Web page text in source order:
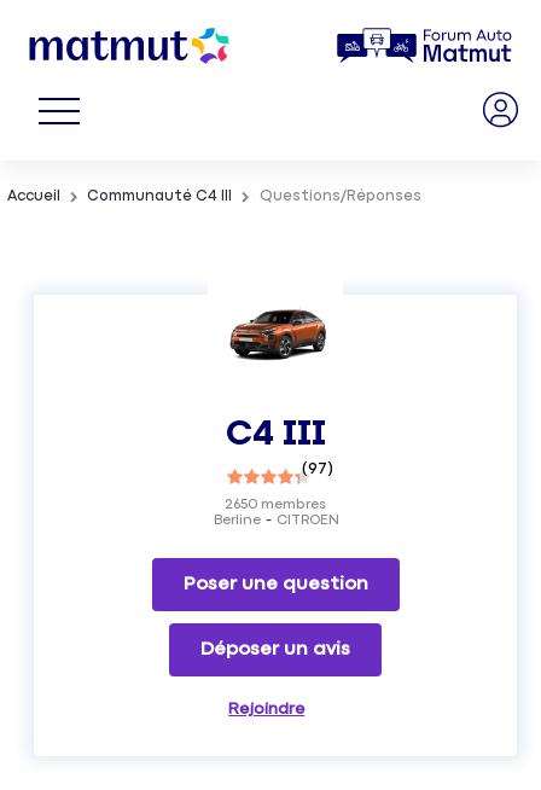
Accueil Communauté C4 III Questions/Réponses
C4 III
(97)
Berline CITROEN
2650 membres
Poser une question
Déposer un avis
Rejoindre